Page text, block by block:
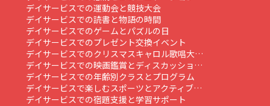
デイサービスでの運動会と競技大会
デイサービスでの読書と物語の時間
デイサービスでのゲームとパズルの日
デイサービスでのプレゼント交換イベント
デイサービスでのクリスマスキャロル歌唱大…
デイサービスでの映画鑑賞とディスカッショ…
デイサービスでの年齢別クラスとプログラム
デイサービスで楽しむスポーツとアクティブ…
デイサービスでの宿題支援と学習サポート